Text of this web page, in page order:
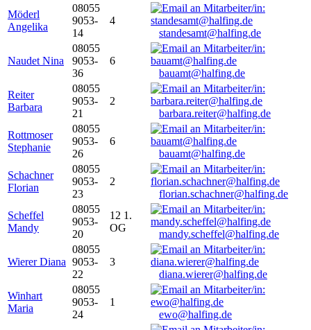
Möderl
Angelika
08055
9053-
14
4
standesamt@halfing.de
Naudet Nina
08055
9053-
36
6
bauamt@halfing.de
Reiter
Barbara
08055
9053-
21
2
barbara.reiter@halfing.de
Rottmoser
Stephanie
08055
9053-
26
6
bauamt@halfing.de
Schachner
Florian
08055
9053-
23
2
florian.schachner@halfing.de
Scheffel
Mandy
08055
9053-
20
12 1.
OG
mandy.scheffel@halfing.de
Wierer Diana
08055
9053-
22
3
diana.wierer@halfing.de
Winhart
Maria
08055
9053-
24
1
ewo@halfing.de